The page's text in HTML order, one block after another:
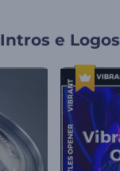
Intros e Logos